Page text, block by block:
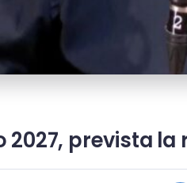
2027, prevista la